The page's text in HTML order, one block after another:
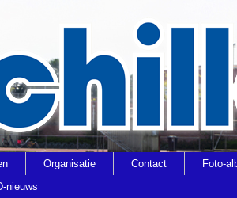
Organisatie Contact Foto-
nieuws